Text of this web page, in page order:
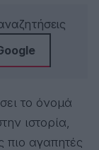
το όνομά
ιστορία,
πιο αγαπητές